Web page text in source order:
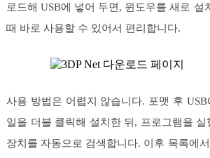
로드해 USB에 넣어 두면, 윈도우를 새로 설
때 바로 사용할 수 있어서 편리합니다.
사용 방법은 어렵지 않습니다. 포맷 후
일을 더블 클릭해 설치한 뒤, 프로그램을 실
장치를 자동으로 검색합니다. 이후 목록에